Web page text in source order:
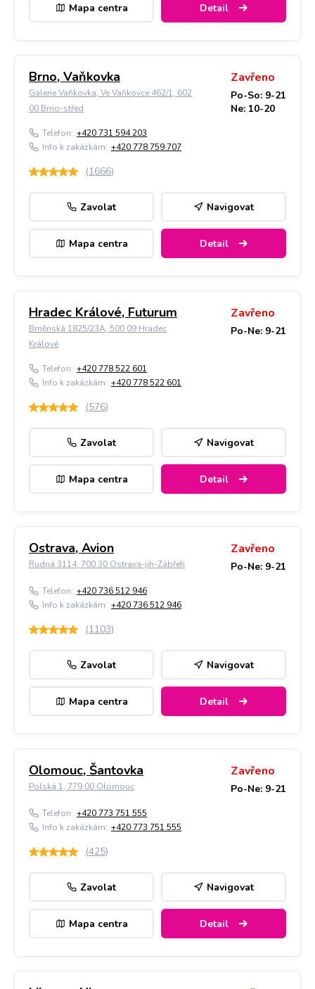
Mapa centra Detail
Brno, Vaňkovka
Galerie Vaňkovka, Ve Vaňkovce 462/1, 602
00 Brno-střed
Zavřeno
Po-So: 9-21
Ne: 10-20
Telefon: +420 731 594 203
Info k zakázkám: +420 778 759 707
(1666)
Zavolat Navigovat
Mapa centra Detail
Hradec Králové, Futurum
Brněnská 1825/23A, 500 09 Hradec
Králové
Zavřeno
Po-Ne: 9-21
Telefon: +420 778 522 601
Info k zakázkám: +420 778 522 601
(576)
Zavolat Navigovat
Mapa centra Detail
Ostrava, Avion
Rudná 3114, 700 30 Ostrava-jih-Zábřeh
Zavřeno
Po-Ne: 9-21
Telefon: +420 736 512 946
Info k zakázkám: +420 736 512 946
(1103)
Zavolat Navigovat
Mapa centra Detail
Olomouc, Šantovka
Polská 1, 779 00 Olomouc
Zavřeno
Po-Ne: 9-21
Telefon: +420 773 751 555
Info k zakázkám: +420 773 751 555
(425)
Zavolat Navigovat
Mapa centra Detail